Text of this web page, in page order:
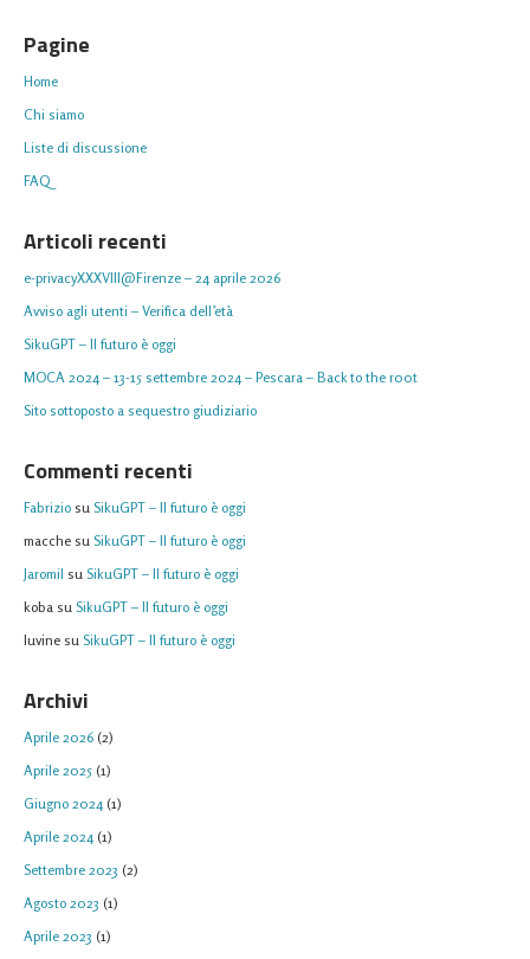
Pagine
Home
Chi siamo
Liste di discussione
FAQ
Articoli recenti
e-privacyXXXVIII@Firenze – 24 aprile 2026
Avviso agli utenti – Verifica dell’età
SikuGPT – Il futuro è oggi
MOCA 2024 – 13-15 settembre 2024 – Pescara – Back to the r00t
Sito sottoposto a sequestro giudiziario
Commenti recenti
Fabrizio su SikuGPT – Il futuro è oggi
macche su SikuGPT – Il futuro è oggi
Jaromil su SikuGPT – Il futuro è oggi
koba su SikuGPT – Il futuro è oggi
Iuvine su SikuGPT – Il futuro è oggi
Archivi
Aprile 2026 (2)
Aprile 2025 (1)
Giugno 2024 (1)
Aprile 2024 (1)
Settembre 2023 (2)
Agosto 2023 (1)
Aprile 2023 (1)